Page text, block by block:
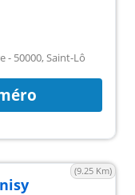
- 50000, Saint-Lô
(9.25 Km)